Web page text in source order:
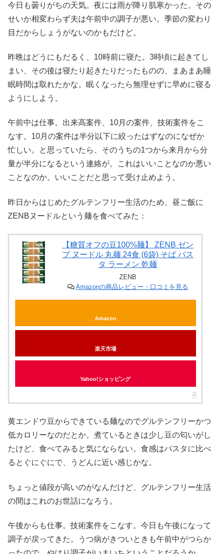
今日も曇りがちの天気。夜には雨が降り肌寒かった。その
せいか相変わらず夫は午前中の調子が悪い。季節の変わり
目だからしょうがないのかもだけど。
昨晩はどうにもだるく、10時前に寝た。3時頃に起きてし
まい、その後は寝たり起きたりだったものの、まあまあ睡
眠時間は取れたかな。眠くなったら無理せずに早めに寝る
ようにしよう。
午前中は仕事。出来高案件、10月の案件、技術案件をこ
なす。10月の案件は半分以下に絞ったはずなのになぜか
忙しい。と思っていたら、そのうちの1つから来月から分
量が半分になるという連絡が。これはいいことなのか悪い
ことなのか。いいことだと思って受け止めよう。
昨日からはじめたグルテンフリー生活のため、昼ご飯に
ZENBヌードルという麺を食べてみた：
【糖質オフの豆100%麺】 ZENB ゼン
ブ ヌードル 丸麺 24食 (6袋) そば パス
タ ラーメン 乾麺
ZENB
Amazonの商品レビュー・口コミを見る
Amazon
楽天市場
Yahoo!ショッピング
黄エンドウ豆からできている麺なのでグルテンフリーかつ
低カロリーなのだとか。煮ているときは少し豆の匂いがし
たけど、食べてみると気にならない。食感はパスタに比べ
るとぐにぐにで、うどんに近い感じかな。
ちょっと値段が高いのがなんだけど、グルテンフリー生活
の間はこれのお世話になろう。
午後からも仕事。技術案件をこなす。今日も午後になって
調子が戻ってきた。うつ病がきついときも午前中がつらか